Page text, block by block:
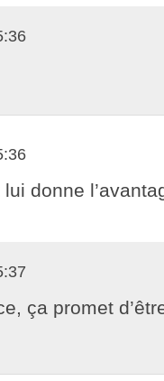
donne
ça promet